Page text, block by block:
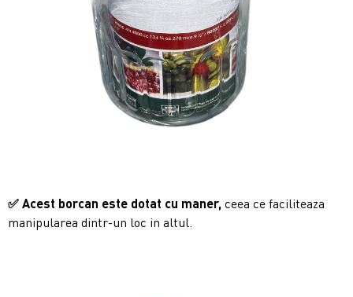
✅ Acest borcan este dotat cu maner,ceea ce faciliteaza
manipularea dintr-un loc in altul.